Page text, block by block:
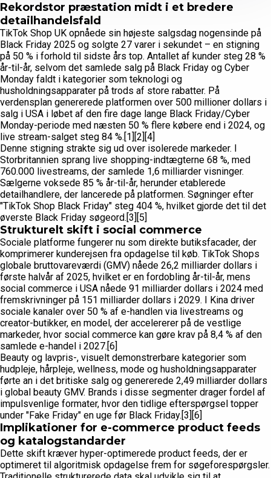
Rekordstor præstation midt i et bredere
detailhandelsfald
TikTok Shop UK opnåede sin højeste salgsdag nogensinde på
Black Friday 2025 og solgte 27 varer i sekundet – en stigning
på 50 % i forhold til sidste års top. Antallet af kunder steg 28 %
år-til-år, selvom det samlede salg på Black Friday og Cyber
Monday faldt i kategorier som teknologi og
husholdningsapparater på trods af store rabatter. På
verdensplan genererede platformen over 500 millioner dollars i
salg i USA i løbet af den fire dage lange Black Friday/Cyber
Monday-periode med næsten 50 % flere købere end i 2024, og
live stream-salget steg 84 %.[1][2][4]
Denne stigning strakte sig ud over isolerede markeder. I
Storbritannien sprang live shopping-indtægterne 68 %, med
760.000 livestreams, der samlede 1,6 milliarder visninger.
Sælgerne voksede 85 % år-til-år, herunder etablerede
detailhandlere, der lancerede på platformen. Søgninger efter
"TikTok Shop Black Friday" steg 404 %, hvilket gjorde det til det
øverste Black Friday søgeord.[3][5]
Strukturelt skift i social commerce
Sociale platforme fungerer nu som direkte butiksfacader, der
komprimerer kunderejsen fra opdagelse til køb. TikTok Shops
globale bruttovareværdi (GMV) nåede 26,2 milliarder dollars i
første halvår af 2025, hvilket er en fordobling år-til-år, mens
social commerce i USA nåede 91 milliarder dollars i 2024 med
fremskrivninger på 151 milliarder dollars i 2029. I Kina driver
sociale kanaler over 50 % af e-handlen via livestreams og
creator-butikker, en model, der accelererer på de vestlige
markeder, hvor social commerce kan gøre krav på 8,4 % af den
samlede e-handel i 2027.[6]
Beauty og lavpris-, visuelt demonstrerbare kategorier som
hudpleje, hårpleje, wellness, mode og husholdningsapparater
førte an i det britiske salg og genererede 2,49 milliarder dollars
i global beauty GMV. Brands i disse segmenter drager fordel af
impulsvenlige formater, hvor den tidlige efterspørgsel topper
under "Fake Friday" en uge før Black Friday.[3][6]
Implikationer for e-commerce product feeds
og katalogstandarder
Dette skift kræver hyper-optimerede product feeds, der er
optimeret til algoritmisk opdagelse frem for søgeforespørgsler.